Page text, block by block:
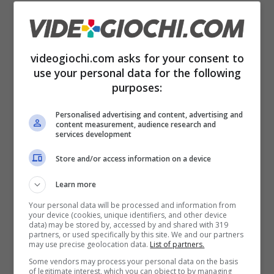
Playstation, che ha spiegato cosa potremo
vedere durante l’evento.
Lungo gameplay per Suicide Squad Kills the Justice League
(Videogiochi.com)
videogiochi.com asks for your consent to
use your personal data for the following
purposes:
Personalised advertising and content, advertising and
content measurement, audience research and
services development
Store and/or access information on a device
Learn more
Your personal data will be processed and information from
your device (cookies, unique identifiers, and other device
data) may be stored by, accessed by and shared with 319
partners, or used specifically by this site. We and our partners
may use precise geolocation data. List of partners.
Some vendors may process your personal data on the basis
of legitimate interest, which you can object to by managing